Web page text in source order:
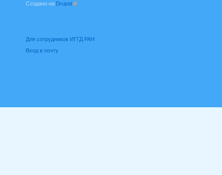
Создано на Drupal
Для сотрудников ИГГД РАН
Вход в почту